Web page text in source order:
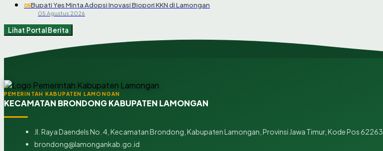
05Bupati Yes Minta Adopsi Inovasi Biopori KKN di Lamongan
05 Agustus 2026
Lihat Portal Berita
PEMERINTAH KABUPATEN LAMONGAN
KECAMATAN BRONDONG KABUPATEN LAMONGAN
Jl. Raya Daendels No. 4, Kecamatan Brondong, Kabupaten Lamongan, Provinsi Jawa Timur, Kode Pos 62263
brondong@lamongankab.go.id